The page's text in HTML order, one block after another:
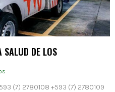
SALUD DE LOS
(7) 2780108 +593 (7) 2780109